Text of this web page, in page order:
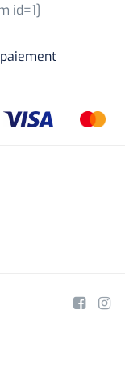
id=1]